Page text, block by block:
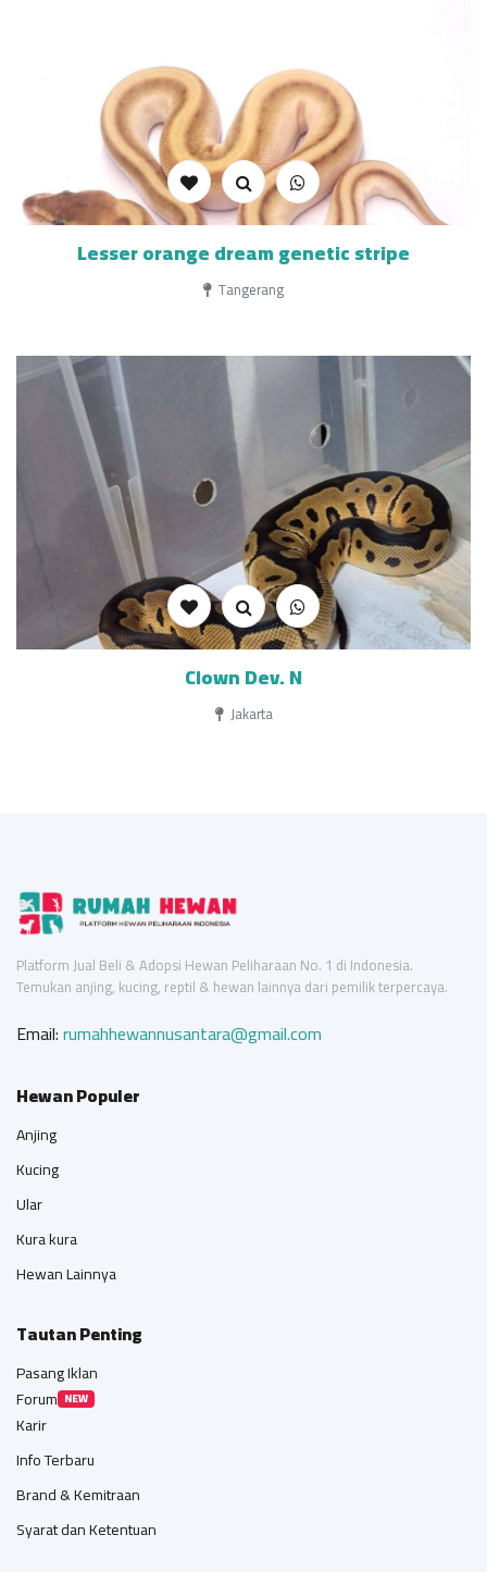
Lesser orange dream genetic stripe
Tangerang
Clown Dev. N
Jakarta
Platform Jual Beli & Adopsi Hewan Peliharaan No. 1 di Indonesia.
Temukan anjing, kucing, reptil & hewan lainnya dari pemilik terpercaya.
Email:rumahhewannusantara@gmail.com
Hewan Populer
Anjing
Kucing
Ular
Kura kura
Hewan Lainnya
Tautan Penting
Pasang Iklan
Forum NEW
Karir
Info Terbaru
Brand & Kemitraan
Syarat dan Ketentuan